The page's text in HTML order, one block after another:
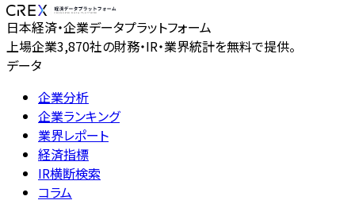
日本経済・企業データプラットフォーム
上場企業3,870社の財務・IR・業界統計を無料で提供。
データ
企業分析
企業ランキング
業界レポート
経済指標
IR横断検索
コラム